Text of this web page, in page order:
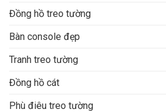
Đồng hồ treo tường
Bàn console đẹp
Tranh treo tường
Đồng hồ cát
Phù điêu treo tường